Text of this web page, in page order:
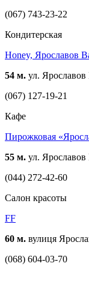
(067) 743-23-22
Кондитерская
Honey, Ярославов
54 м. ул.
(067) 127-19-21
Кафе
Пирожковая
55 м. ул.
(044) 272-42-60
Cалон красоты
FF
60 м. вулиця
(068) 604-03-70